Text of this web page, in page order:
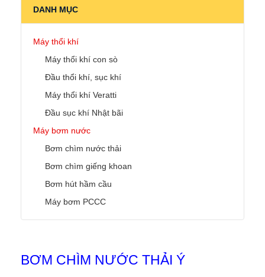
DANH MỤC
Máy thổi khí
Máy thổi khí con sò
Đầu thổi khí, sục khí
Máy thổi khí Veratti
Đầu sục khí Nhật bãi
Máy bơm nước
Bơm chìm nước thải
Bơm chìm giếng khoan
Bơm hút hầm cầu
Máy bơm PCCC
BƠM CHÌM NƯỚC THẢI Ý